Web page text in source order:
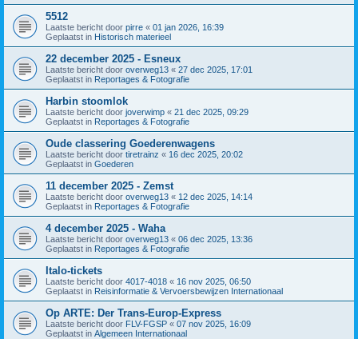
5512
Laatste bericht door pirre « 01 jan 2026, 16:39
Geplaatst in Historisch materieel
22 december 2025 - Esneux
Laatste bericht door overweg13 « 27 dec 2025, 17:01
Geplaatst in Reportages & Fotografie
Harbin stoomlok
Laatste bericht door joverwimp « 21 dec 2025, 09:29
Geplaatst in Reportages & Fotografie
Oude classering Goederenwagens
Laatste bericht door tiretrainz « 16 dec 2025, 20:02
Geplaatst in Goederen
11 december 2025 - Zemst
Laatste bericht door overweg13 « 12 dec 2025, 14:14
Geplaatst in Reportages & Fotografie
4 december 2025 - Waha
Laatste bericht door overweg13 « 06 dec 2025, 13:36
Geplaatst in Reportages & Fotografie
Italo-tickets
Laatste bericht door 4017-4018 « 16 nov 2025, 06:50
Geplaatst in Reisinformatie & Vervoersbewijzen Internationaal
Op ARTE: Der Trans-Europ-Express
Laatste bericht door FLV-FGSP « 07 nov 2025, 16:09
Geplaatst in Algemeen Internationaal